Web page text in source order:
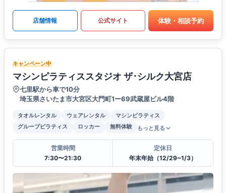
店舗情報 公式サイト 体験・相談予約
キャンペーン中
マシンピラティススタジオ ザ･シルク大宮店
七里駅から車で10分
埼玉県さいたま市大宮区大門町1ー69武蔵屋ビル4階
タオルレンタル ウェアレンタル
マシンピラティス
グループピラティス
ロッカー 無料体験 もっと見る
営業時間
7:30〜21:30
定休日
年末年始（12/29~1/3）